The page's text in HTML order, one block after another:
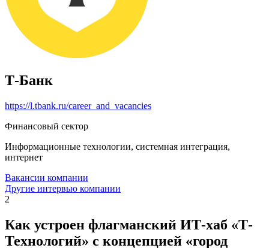
Т-Банк
https://l.tbank.ru/career_and_vacancies
Финансовый сектор
Информационные технологии, системная интеграция,
интернет
Вакансии компании
Другие интервью компании
2
Как устроен флагманский ИТ-хаб «Т-
Технологий» с концепцией «город